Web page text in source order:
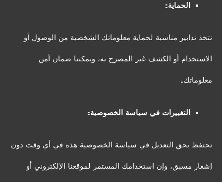
الحماية:
نتخذ تدابير مناسبة لحماية معلوماتك الشخصية من الوصول أو
الاستخدام أو الكشف غير المصرح به، ويمكننا ضمان أمن
معلوماتك.
التغييرات في سياسة الخصوصية:
نحتفظ بحق التعديل في سياسة الخصوصية هذه في أي وقت دون
إشعار مسبق، وإن استخدامك المستمر لموقعنا الإلكتروني أو